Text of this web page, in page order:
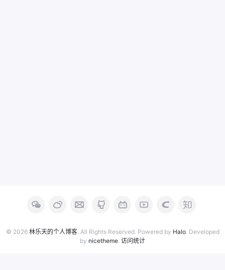
© 2026 林乐天的个人博客. All Rights Reserved. Powered by Halo. Developed
by nicetheme. 访问统计